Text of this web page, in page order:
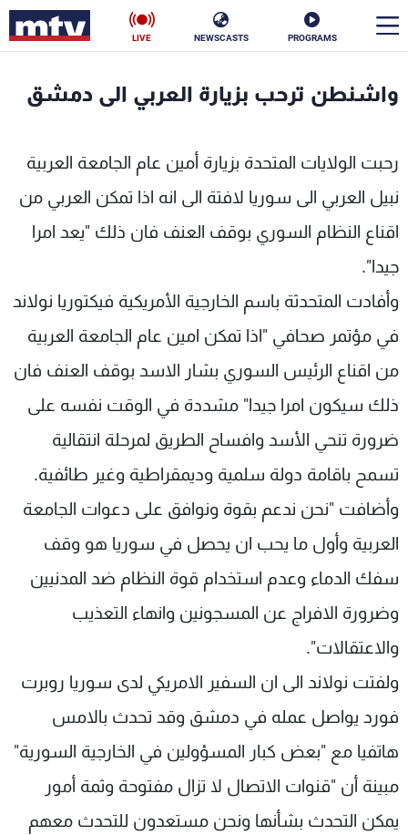
PROGRAMS
NEWSCASTS
LIVE
واشنطن ترحب بزيارة العربي الى دمشق
رحبت الولايات المتحدة بزيارة أمين عام الجامعة العربية
نبيل العربي الى سوريا لافتة الى انه اذا تمكن العربي من
اقناع النظام السوري بوقف العنف فان ذلك "يعد امرا
جيدا".
وأفادت المتحدثة باسم الخارجية الأمريكية فيكتوريا نولاند
في مؤتمر صحافي "اذا تمكن امين عام الجامعة العربية
من اقناع الرئيس السوري بشار الاسد بوقف العنف فان
ذلك سيكون امرا جيدا" مشددة في الوقت نفسه على
ضرورة تنحي الأسد وافساح الطريق لمرحلة انتقالية
تسمح باقامة دولة سلمية وديمقراطية وغير طائفية.
وأضافت "نحن ندعم بقوة ونوافق على دعوات الجامعة
العربية وأول ما يحب ان يحصل في سوريا هو وقف
سفك الدماء وعدم استخدام قوة النظام ضد المدنيين
وضرورة الافراج عن المسجونين وانهاء التعذيب
والاعتقالات".
ولفتت نولاند الى ان السفير الامريكي لدى سوريا روبرت
فورد يواصل عمله في دمشق وقد تحدث بالامس
هاتفيا مع "بعض كبار المسؤولين في الخارجية السورية"
مبينة أن "قنوات الاتصال لا تزال مفتوحة وثمة أمور
يمكن التحدث بشأنها ونحن مستعدون للتحدث معهم
سياسة ناس
إقتصاد فن
كأس العالم
البرامج
جدول البرامج
شاهد البرامج
الترددات
عن MTV
لاعلاناتكم
وظائف
شروط الإسـتخدام
سياسة الخصوصية